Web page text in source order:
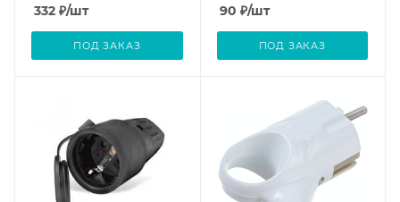
332 ₽/шт
ПОД ЗАКАЗ
90 ₽/шт
ПОД ЗАКАЗ